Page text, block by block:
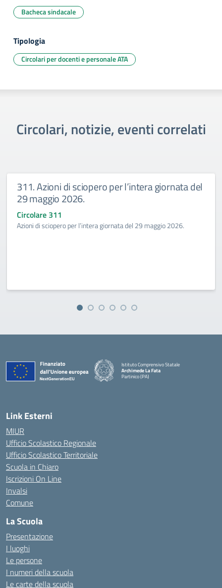
Bacheca sindacale
Tipologia
Circolari per docenti e personale ATA
Circolari, notizie, eventi correlati
311. Azioni di sciopero per l’intera giornata del
29 maggio 2026.
Circolare 311
Azioni di sciopero per l’intera giornata del 29 maggio 2026.
Istituto Comprensivo Statale
Archimede La Fata
Partinico (PA)
Link Esterni
MIUR
Ufficio Scolastico Regionale
Ufficio Scolastico Territoriale
Scuola in Chiaro
Iscrizioni On Line
Invalsi
Comune
La Scuola
Presentazione
I luoghi
Le persone
I numeri della scuola
Le carte della scuola